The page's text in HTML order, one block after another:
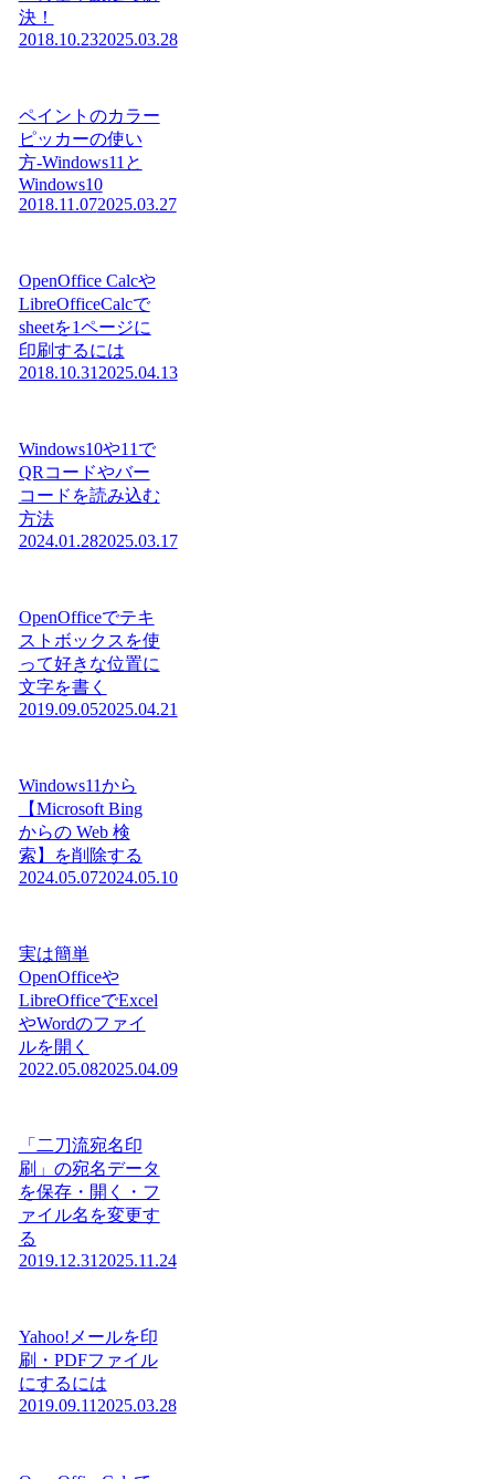
決！
2018.10.232025.03.28
ペイントのカラー
ピッカーの使い
方-Windows11と
Windows10
2018.11.072025.03.27
OpenOffice Calcや
LibreOfficeCalcで
sheetを1ページに
印刷するには
2018.10.31 2025.04.13
Windows10や11で
QRコードやバー
コードを読み込む
方法
2024.01.282025.03.17
OpenOfficeでテキ
ストボックスを使
って好きな位置に
文字を書く
2019.09.052025.04.21
Windows11から
【Microsoft Bing
からの Web 検
索】を削除する
2024.05.072024.05.10
実は簡単
OpenOfficeや
LibreOfficeでExcel
やWordのファイ
ルを開く
2022.05.082025.04.09
「二刀流宛名印
刷」の宛名データ
を保存・開く・フ
ァイル名を変更す
る
2019.12.31 2025.11.24
Yahoo!メールを印
刷・PDFファイル
にするには
2019.09.11 2025.03.28